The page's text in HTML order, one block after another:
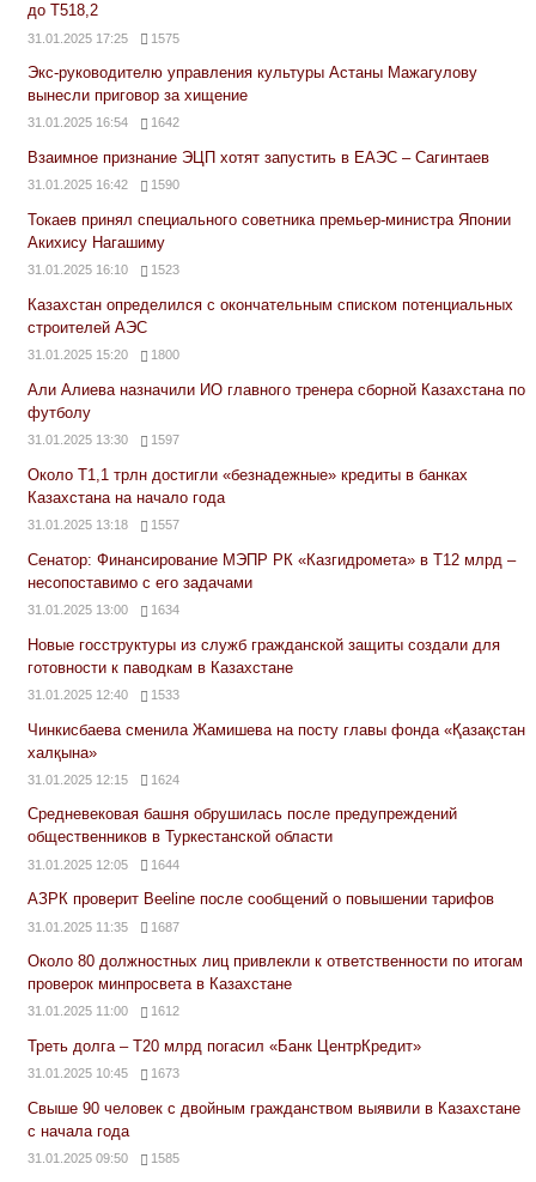
до Т518,2
31.01.2025 17:25 1575
Экс-руководителю управления культуры Астаны Мажагулову
вынесли приговор за хищение
31.01.2025 16:54 1642
Взаимное признание ЭЦП хотят запустить в ЕАЭС – Сагинтаев
31.01.2025 16:42 1590
Токаев принял специального советника премьер-министра Японии
Акихису Нагашиму
31.01.2025 16:10 1523
Казахстан определился с окончательным списком потенциальных
строителей АЭС
31.01.2025 15:20 1800
Али Алиева назначили ИО главного тренера сборной Казахстана по
футболу
31.01.2025 13:30 1597
Около Т1,1 трлн достигли «безнадежные» кредиты в банках
Казахстана на начало года
31.01.2025 13:18 1557
Сенатор: Финансирование МЭПР РК «Казгидромета» в Т12 млрд –
несопоставимо с его задачами
31.01.2025 13:00 1634
Новые госструктуры из служб гражданской защиты создали для
готовности к паводкам в Казахстане
31.01.2025 12:40 1533
Чинкисбаева сменила Жамишева на посту главы фонда «Қазақстан
халқына»
31.01.2025 12:15 1624
Средневековая башня обрушилась после предупреждений
общественников в Туркестанской области
31.01.2025 12:05 1644
АЗРК проверит Beeline после сообщений о повышении тарифов
31.01.2025 11:35 1687
Около 80 должностных лиц привлекли к ответственности по итогам
проверок минпросвета в Казахстане
31.01.2025 11:00 1612
Треть долга – Т20 млрд погасил «Банк ЦентрКредит»
31.01.2025 10:45 1673
Свыше 90 человек с двойным гражданством выявили в Казахстане
с начала года
31.01.2025 09:50 1585